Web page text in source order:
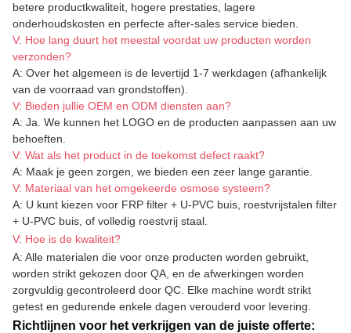
betere productkwaliteit, hogere prestaties, lagere
onderhoudskosten en perfecte after-sales service bieden.
V: Hoe lang duurt het meestal voordat uw producten worden
verzonden?
A: Over het algemeen is de levertijd 1-7 werkdagen (afhankelijk
van de voorraad van grondstoffen).
V: Bieden jullie OEM en ODM diensten aan?
A: Ja. We kunnen het LOGO en de producten aanpassen aan uw
behoeften.
V: Wat als het product in de toekomst defect raakt?
A: Maak je geen zorgen, we bieden een zeer lange garantie.
V: Materiaal van het omgekeerde osmose systeem?
A: U kunt kiezen voor FRP filter + U-PVC buis, roestvrijstalen filter
+ U-PVC buis, of volledig roestvrij staal.
V: Hoe is de kwaliteit?
A: Alle materialen die voor onze producten worden gebruikt,
worden strikt gekozen door QA, en de afwerkingen worden
zorgvuldig gecontroleerd door QC. Elke machine wordt strikt
getest en gedurende enkele dagen verouderd voor levering.
Richtlijnen voor het verkrijgen van de juiste offerte: